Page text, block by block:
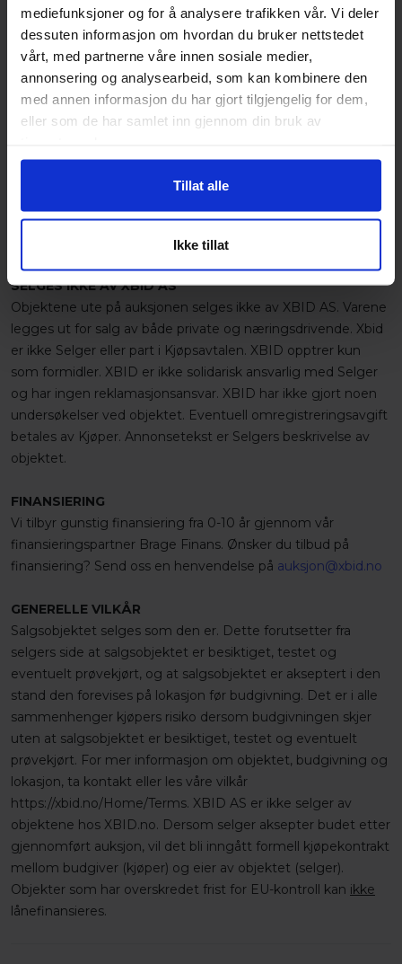
mediefunksjoner og for å analysere trafikken vår. Vi deler
dessuten informasjon om hvordan du bruker nettstedet
vårt, med partnerne våre innen sosiale medier,
annonsering og analysearbeid, som kan kombinere den
med annen informasjon du har gjort tilgjengelig for dem,
eller som de har samlet inn gjennom din bruk av
Tillat alle
Ikke tillat
Lite brukt i god stand
Diesel motor
Starter lett med snorstart
El start ikke tilkoblet
Ukjent årsmodell
Lokasjon: Kvamsøy - Vestland
SELGES IKKE AV XBID AS
Objektene ute på auksjonen selges ikke av XBID AS. Varene
legges ut for salg av både private og næringsdrivende. Xbid
er ikke Selger eller part i Kjøpsavtalen. XBID opptrer kun
som formidler. XBID er ikke solidarisk ansvarlig med Selger
og har ingen reklamasjonsansvar. XBID har ikke gjort noen
undersøkelser ved objektet. Eventuell omregistreringsavgift
betales av Kjøper. Annonsetekst er Selgers beskrivelse av
objektet.
FINANSIERING
Vi tilbyr gunstig finansiering fra 0-10 år gjennom vår
finansieringspartner Brage Finans. Ønsker du tilbud på
finansiering? Send oss en henvendelse på auksjon@xbid.no
GENERELLE VILKÅR
Salgsobjektet selges som den er. Dette forutsetter fra
selgers side at salgsobjektet er besiktiget, testet og
eventuelt prøvekjørt, og at salgsobjektet er akseptert i den
stand den forevises på lokasjon før budgivning. Det er i alle
sammenhenger kjøpers risiko dersom budgivningen skjer
uten at salgsobjektet er besiktiget, testet og eventuelt
prøvekjørt. For mer informasjon om objektet, budgivning og
lokasjon, ta kontakt eller les våre vilkår
https://xbid.no/Home/Terms. XBID AS er ikke selger av
objektene hos XBID.no. Dersom selger aksepter budet etter
gjennomført auksjon, vil det bli inngått formell kjøpekontrakt
mellom budgiver (kjøper) og eier av objektet (selger).
Objekter som har overskredet frist for EU-kontroll kan ikke
lånefinansieres.